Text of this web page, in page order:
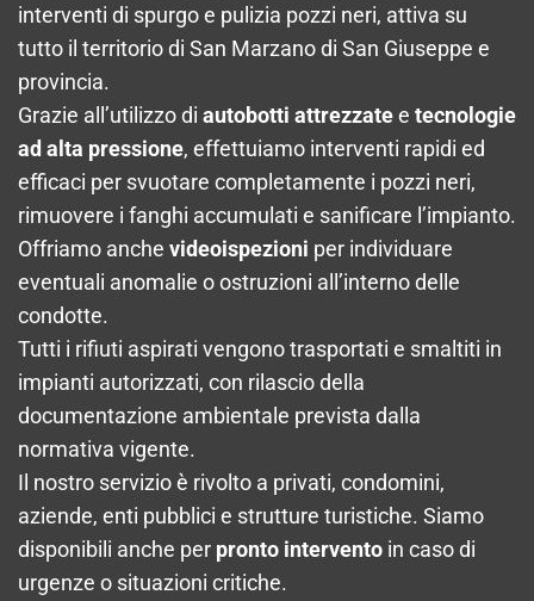
interventi di spurgo e pulizia pozzi neri, attiva su
tutto il territorio di San Marzano di San Giuseppe e
provincia.
Grazie all’utilizzo di autobotti attrezzatee tecnologie
ad alta pressione, effettuiamo interventi rapidi ed
efficaci per svuotare completamente i pozzi neri,
rimuovere i fanghi accumulati e sanificare l’impianto.
Offriamo anche videoispezioni per individuare
eventuali anomalie o ostruzioni all’interno delle
condotte.
Tutti i rifiuti aspirati vengono trasportati e smaltiti in
impianti autorizzati, con rilascio della
documentazione ambientale prevista dalla
normativa vigente.
Il nostro servizio è rivolto a privati, condomini,
aziende, enti pubblici e strutture turistiche. Siamo
disponibili anche per pronto intervento in caso di
urgenze o situazioni critiche.